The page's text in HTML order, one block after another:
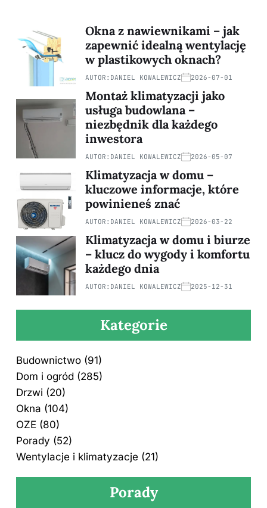
Okna z nawiewnikami – jak
zapewnić idealną wentylację
w plastikowych oknach?
AUTOR: DANIEL KOWALEWICZ 2026-07-01
Montaż klimatyzacji jako
usługa budowlana –
niezbędnik dla każdego
inwestora
AUTOR: DANIEL KOWALEWICZ 2026-05-07
Klimatyzacja w domu –
kluczowe informacje, które
powinieneś znać
AUTOR: DANIEL KOWALEWICZ 2026-03-22
Klimatyzacja w domu i biurze
– klucz do wygody i komfortu
każdego dnia
AUTOR: DANIEL KOWALEWICZ 2025-12-31
Kategorie
Budownictwo (91)
Dom i ogród (285)
Drzwi (20)
Okna (104)
OZE (80)
Porady (52)
Wentylacje i klimatyzacje (21)
Porady